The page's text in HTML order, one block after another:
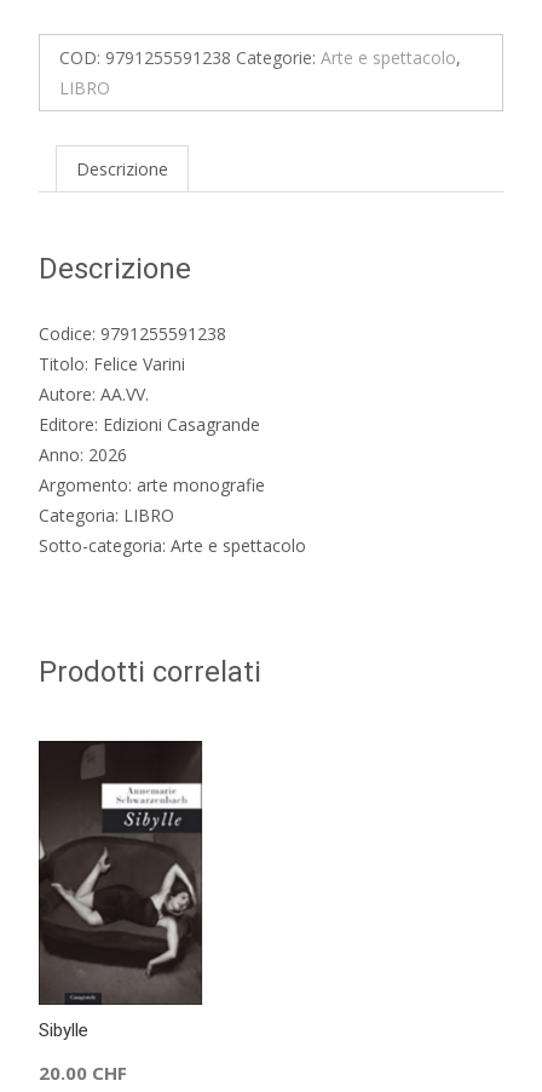
COD: 9791255591238 Categorie: Arte e spettacolo,
LIBRO
Descrizione
Descrizione
Codice: 9791255591238
Titolo: Felice Varini
Autore: AA.VV.
Editore: Edizioni Casagrande
Anno: 2026
Argomento: arte monografie
Categoria: LIBRO
Sotto-categoria: Arte e spettacolo
Prodotti correlati
Sibylle
20.00 CHF